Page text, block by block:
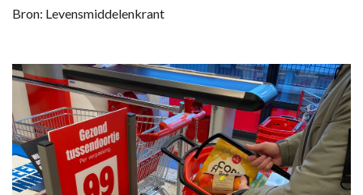
Bron: Levensmiddelenkrant